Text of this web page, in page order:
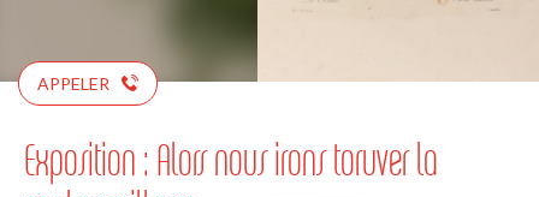
APPELER
Exposition : Alors nous irons toruver la